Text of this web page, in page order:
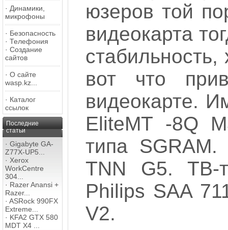
· Динамики,
микрофоны
· Безопасность
· Телефония
· Создание
сайтов
· О сайте
wasp.kz...
· Каталог
ссылок
Последние
статьи
· Gigabyte GA-
Z77X-UP5...
· Xerox
WorkCentre
304...
· Razer Anansi +
Razer...
· ASRock 990FX
Extreme...
· KFA2 GTX 580
MDT X4 ...
юзеров той
видеокарта
вот что
видеокарте.
EliteMT -8Q
типа SGRAM.
TNN G5. ТВ-
Philips SAA
V2.